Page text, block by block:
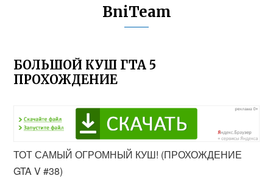
BniTeam
БОЛЬШОЙ КУШ ГТА 5
ПРОХОЖДЕНИЕ
ТОТ САМЫЙ ОГРОМНЫЙ КУШ! (ПРОХОЖДЕНИЕ
GTA V #38)